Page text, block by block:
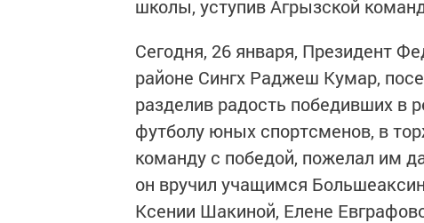
школы, уступив Агрызской
Сегодня, 26 января, Президент
районе Сингх Раджеш Кумар,
разделив радость победивших в
футболу юных спортсменов, в
команду с победой, пожелал им
он вручил учащимся
Ксении Шакиной, Елене